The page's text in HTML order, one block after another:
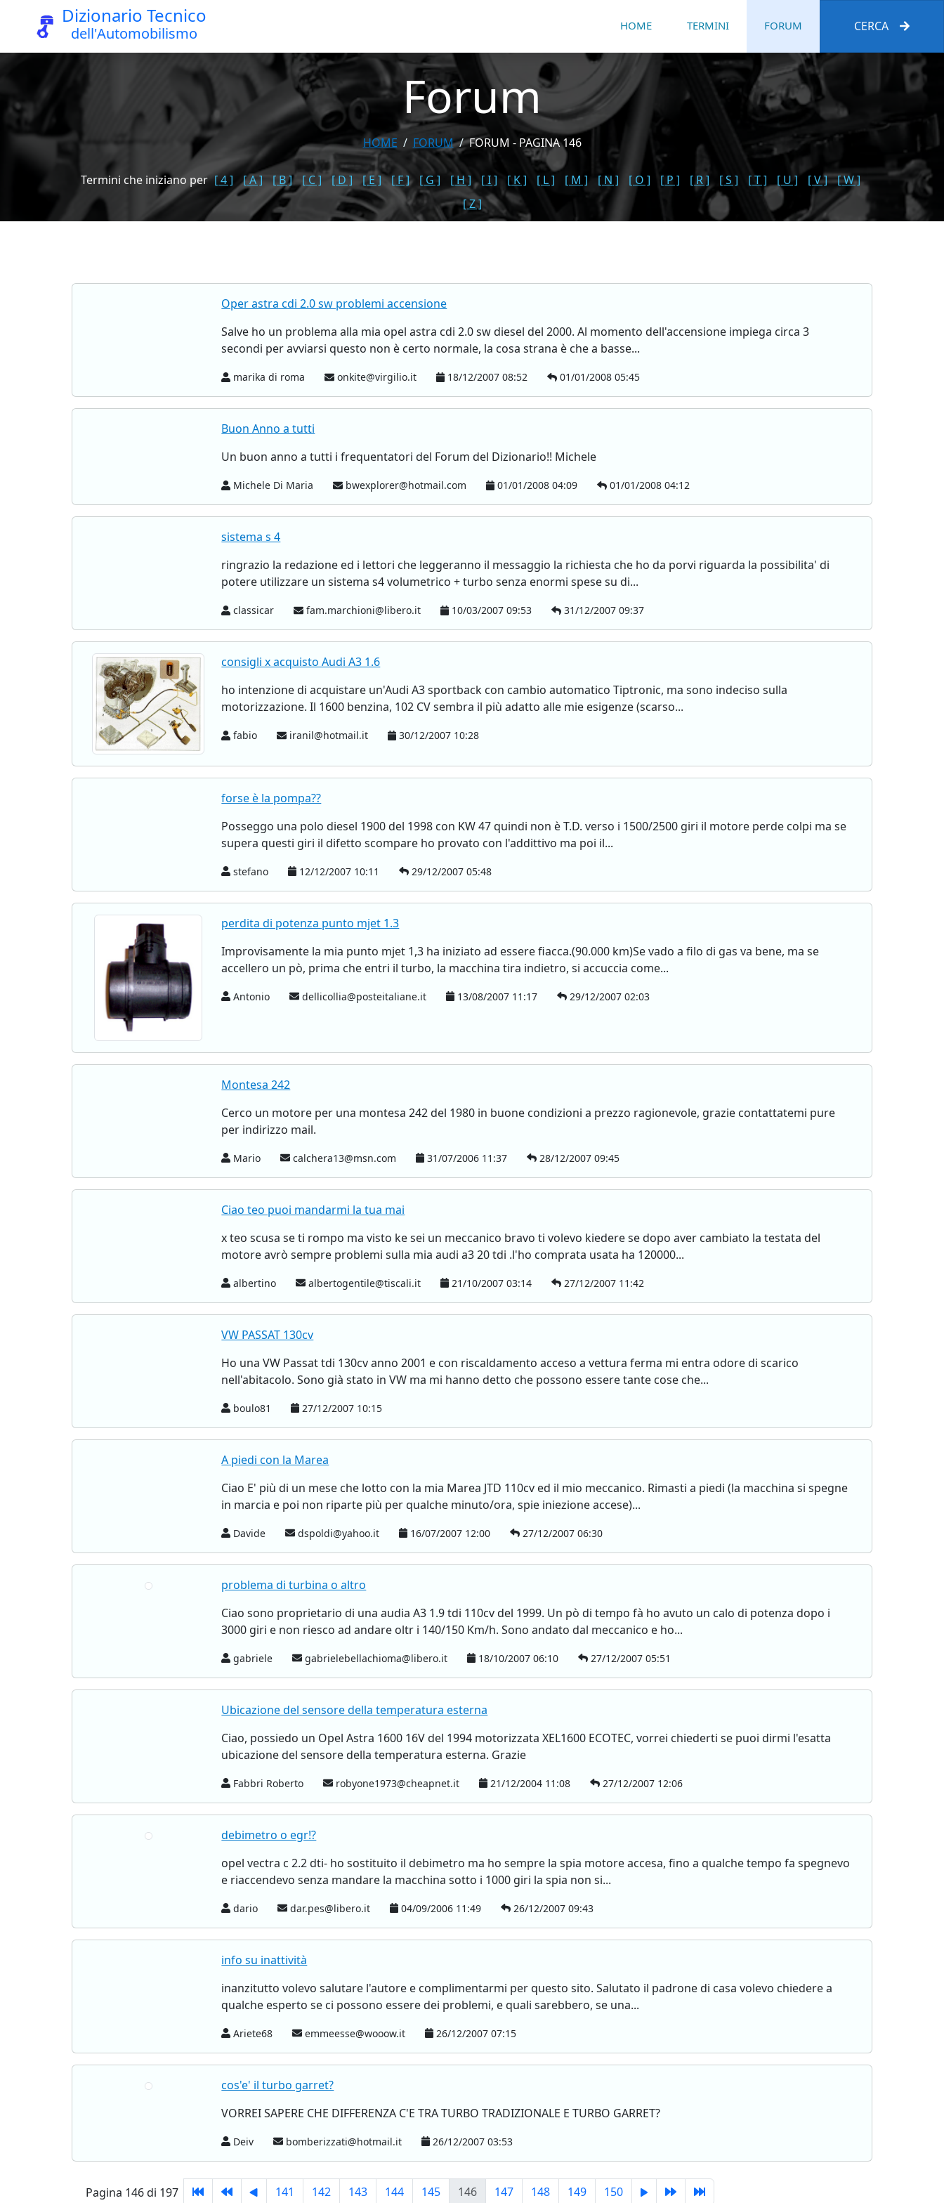
Dizionario Tecnico
dell'Automobilismo HOME TERMINI FORUM CERCA
Forum
HOME FORUM FORUM - PAGINA 146
Termini che iniziano per [ 4 ] [ A ] [ B ] [ C ] [ D ] [ E ] [ F ] [ G ] [ H ] [ I ] [ K ] [ L ] [ M ] [ N ] [ O ] [ P ] [ R ] [ S ] [ T ] [ U ] [ V ]
[ W ]
[ Z ]
Oper astra cdi 2.0 sw problemi accensione
Salve ho un problema alla mia opel astra cdi 2.0 sw diesel del 2000. Al momento dell'accensione impiega circa 3
secondi per avviarsi questo non è certo normale, la cosa strana è che a basse...
marika di roma onkite@virgilio.it 18/12/2007 08:52 01/01/2008 05:45
Buon Anno a tutti
Un buon anno a tutti i frequentatori del Forum del Dizionario!! Michele
Michele Di Maria bwexplorer@hotmail.com 01/01/2008 04:09 01/01/2008 04:12
sistema s 4
ringrazio la redazione ed i lettori che leggeranno il messaggio la richiesta che ho da porvi riguarda la possibilita' di
potere utilizzare un sistema s4 volumetrico + turbo senza enormi spese su di...
classicar fam.marchioni@libero.it 10/03/2007 09:53 31/12/2007 09:37
consigli x acquisto Audi A3 1.6
ho intenzione di acquistare un'Audi A3 sportback con cambio automatico Tiptronic, ma sono indeciso sulla
motorizzazione. Il 1600 benzina, 102 CV sembra il più adatto alle mie esigenze (scarso...
fabio iranil@hotmail.it 30/12/2007 10:28
forse è la pompa??
Posseggo una polo diesel 1900 del 1998 con KW 47 quindi non è T.D. verso i 1500/2500 giri il motore perde colpi ma se
supera questi giri il difetto scompare ho provato con l'addittivo ma poi il...
stefano 12/12/2007 10:11 29/12/2007 05:48
perdita di potenza punto mjet 1.3
Improvisamente la mia punto mjet 1,3 ha iniziato ad essere fiacca.(90.000 km)Se vado a filo di gas va bene, ma se
accellero un pò, prima che entri il turbo, la macchina tira indietro, si accuccia come...
Antonio dellicollia@posteitaliane.it 13/08/2007 11:17 29/12/2007 02:03
Montesa 242
Cerco un motore per una montesa 242 del 1980 in buone condizioni a prezzo ragionevole, grazie contattatemi pure
per indirizzo mail.
Mario calchera13@msn.com 31/07/2006 11:37 28/12/2007 09:45
Ciao teo puoi mandarmi la tua mai
x teo scusa se ti rompo ma visto ke sei un meccanico bravo ti volevo kiedere se dopo aver cambiato la testata del
motore avrò sempre problemi sulla mia audi a3 20 tdi .l'ho comprata usata ha 120000...
albertino albertogentile@tiscali.it 21/10/2007 03:14 27/12/2007 11:42
VW PASSAT 130cv
Ho una VW Passat tdi 130cv anno 2001 e con riscaldamento acceso a vettura ferma mi entra odore di scarico
nell'abitacolo. Sono già stato in VW ma mi hanno detto che possono essere tante cose che...
boulo81 27/12/2007 10:15
A piedi con la Marea
Ciao E' più di un mese che lotto con la mia Marea JTD 110cv ed il mio meccanico. Rimasti a piedi (la macchina si spegne
in marcia e poi non riparte più per qualche minuto/ora, spie iniezione accese)...
Davide dspoldi@yahoo.it 16/07/2007 12:00 27/12/2007 06:30
problema di turbina o altro
Ciao sono proprietario di una audia A3 1.9 tdi 110cv del 1999. Un pò di tempo fà ho avuto un calo di potenza dopo i
3000 giri e non riesco ad andare oltr i 140/150 Km/h. Sono andato dal meccanico e ho...
gabriele gabrielebellachioma@libero.it 18/10/2007 06:10 27/12/2007 05:51
Ubicazione del sensore della temperatura esterna
Ciao, possiedo un Opel Astra 1600 16V del 1994 motorizzata XEL1600 ECOTEC, vorrei chiederti se puoi dirmi l'esatta
ubicazione del sensore della temperatura esterna. Grazie
Fabbri Roberto robyone1973@cheapnet.it 21/12/2004 11:08 27/12/2007 12:06
debimetro o egr!?
opel vectra c 2.2 dti- ho sostituito il debimetro ma ho sempre la spia motore accesa, fino a qualche tempo fa spegnevo
e riaccendevo senza mandare la macchina sotto i 1000 giri la spia non si...
dario dar.pes@libero.it 04/09/2006 11:49 26/12/2007 09:43
info su inattività
inanzitutto volevo salutare l'autore e complimentarmi per questo sito. Salutato il padrone di casa volevo chiedere a
qualche esperto se ci possono essere dei problemi, e quali sarebbero, se una...
Ariete68 emmeesse@wooow.it 26/12/2007 07:15
cos'e' il turbo garret?
VORREI SAPERE CHE DIFFERENZA C'E TRA TURBO TRADIZIONALE E TURBO GARRET?
Deiv bomberizzati@hotmail.it 26/12/2007 03:53
Pagina 146 di 197 141 142 143 144 145 146 147 148 149 150